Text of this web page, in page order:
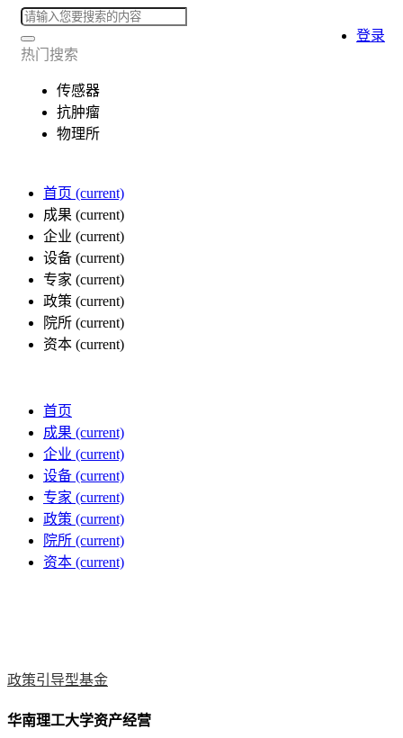
热门搜索
传感器
抗肿瘤
物理所
首页 (current)
成果 (current)
企业 (current)
设备 (current)
专家 (current)
政策 (current)
院所 (current)
资本 (current)
登录
首页
成果 (current)
企业 (current)
设备 (current)
专家 (current)
政策 (current)
院所 (current)
资本 (current)
政策引导型基金
华南理工大学资产经营